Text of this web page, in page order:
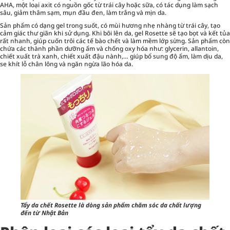
AHA, một loại axit có nguồn gốc từ trái cây hoặc sữa, có tác dụng làm sạch
sâu, giảm thâm sạm, mụn đầu đen, làm trắng và mịn da.
Sản phẩm có dạng gel trong suốt, có mùi hương nhẹ nhàng từ trái cây, tạo
cảm giác thư giãn khi sử dụng. Khi bôi lên da, gel Rosette sẽ tạo bọt và kết tủa
rất nhanh, giúp cuốn trôi các tế bào chết và làm mềm lớp sừng. Sản phẩm còn
chứa các thành phần dưỡng ẩm và chống oxy hóa như: glycerin, allantoin,
chiết xuất trà xanh, chiết xuất đậu nành,… giúp bổ sung độ ẩm, làm dịu da,
se khít lỗ chân lông và ngăn ngừa lão hóa da.
Tẩy da chết Rosette là dòng sản phẩm chăm sóc da chất lượng
đến từ Nhật Bản